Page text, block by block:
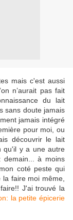
mais c'est aussi
n’aurait pas fait
du lait
sans doute jamais
jamais intégré
pour moi, ou
découvrir le lait
qu'il y a une autre
demain... à moins
coté peste qui
faire moi même,
J'ai trouvé la
la petite épicerie